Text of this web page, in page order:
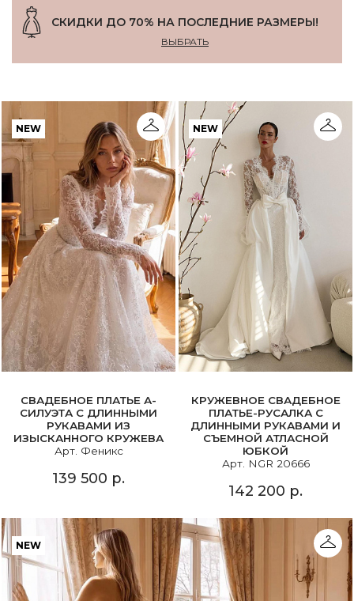
СКИДКИ ДО 70% НА ПОСЛЕДНИЕ РАЗМЕРЫ!
ВЫБРАТЬ
NEW
СВАДЕБНОЕ ПЛАТЬЕ А-
СИЛУЭТА С ДЛИННЫМИ
РУКАВАМИ ИЗ
ИЗЫСКАННОГО КРУЖЕВА
Арт. Феникс
139 500 р.
NEW
КРУЖЕВНОЕ СВАДЕБНОЕ
ПЛАТЬЕ-РУСАЛКА С
ДЛИННЫМИ РУКАВАМИ И
СЪЕМНОЙ АТЛАСНОЙ
ЮБКОЙ
Арт. NGR 20666
142 200 р.
NEW